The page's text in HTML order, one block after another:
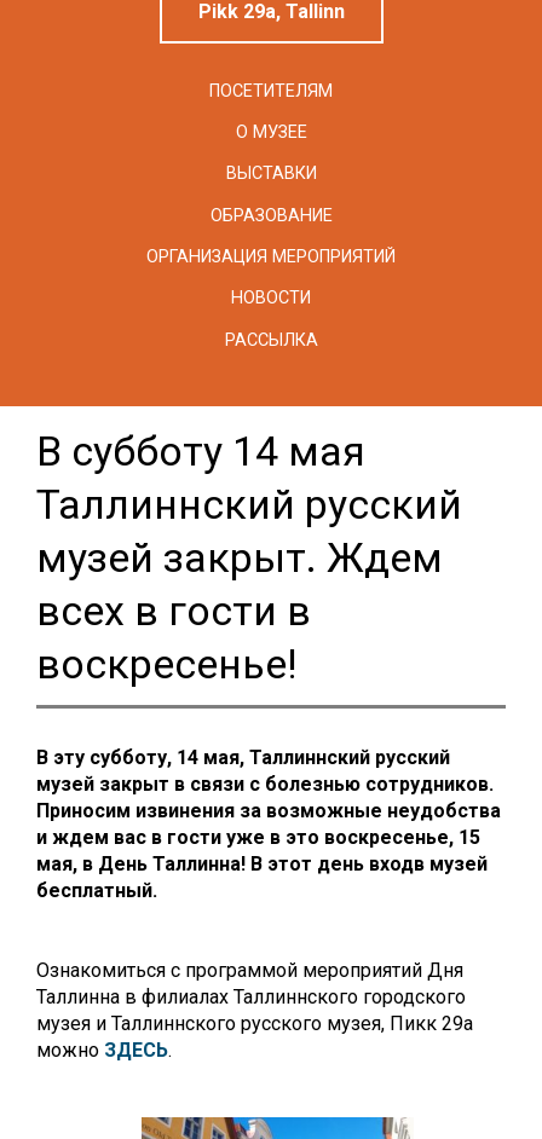
Pikk 29a, Tallinn
ПОСЕТИТЕЛЯМ
О МУЗЕЕ
ВЫСТАВКИ
ОБРАЗОВАНИЕ
ОРГАНИЗАЦИЯ МЕРОПРИЯТИЙ
НОВОСТИ
РАССЫЛКА
В субботу 14 мая
Таллиннский русский
музей закрыт. Ждем
всех в гости в
воскресенье!
В эту субботу, 14 мая, Таллиннский русский
музей закрыт в связи с болезнью сотрудников.
Приносим извинения за возможные неудобства
и ждем вас в гости уже в это воскресенье, 15
мая, в День Таллинна! В этот день входв музей
бесплатный.
Ознакомиться с программой мероприятий Дня
Таллинна в филиалах Таллиннского городского
музея и Таллиннского русского музея, Пикк 29а
можно ЗДЕСЬ.